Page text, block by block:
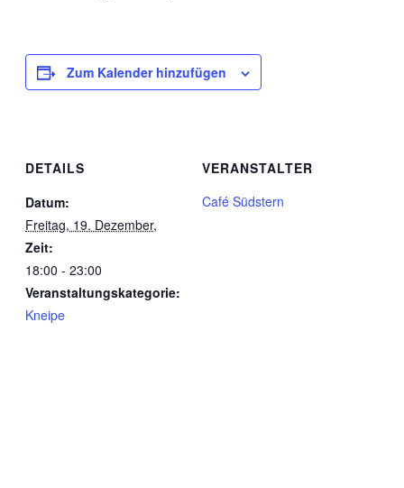
Zum Kalender hinzufügen
DETAILS
Datum:
Freitag, 19. Dezember,
Zeit:
18:00 - 23:00
Veranstaltungskategorie:
Kneipe
VERANSTALTER
Café Südstern